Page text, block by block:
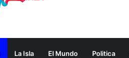
La Isla El Mundo Politica